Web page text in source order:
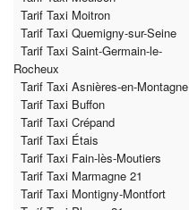
Tarif Taxi Moitron
Tarif Taxi Quemigny-sur-Seine
Tarif Taxi Saint-Germain-le-
Rocheux
Tarif Taxi Asnières-en-Montagne
Tarif Taxi Buffon
Tarif Taxi Crépand
Tarif Taxi Étais
Tarif Taxi Fain-lès-Moutiers
Tarif Taxi Marmagne 21
Tarif Taxi Montigny-Montfort